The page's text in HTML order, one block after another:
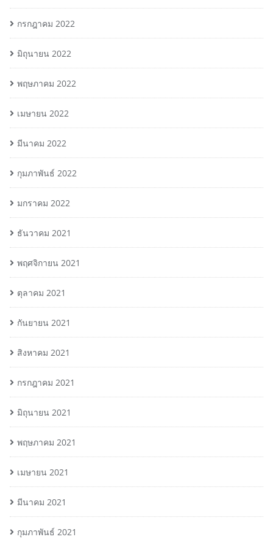
กรกฎาคม 2022
มิถุนายน 2022
พฤษภาคม 2022
เมษายน 2022
มีนาคม 2022
กุมภาพันธ์ 2022
มกราคม 2022
ธันวาคม 2021
พฤศจิกายน 2021
ตุลาคม 2021
กันยายน 2021
สิงหาคม 2021
กรกฎาคม 2021
มิถุนายน 2021
พฤษภาคม 2021
เมษายน 2021
มีนาคม 2021
กุมภาพันธ์ 2021